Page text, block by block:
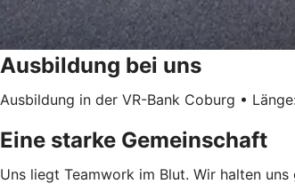
Ausbildung bei uns
Ausbildung in der VR-Bank Coburg •
Eine starke Gemeinschaft
Uns liegt Teamwork im Blut. Wir halten